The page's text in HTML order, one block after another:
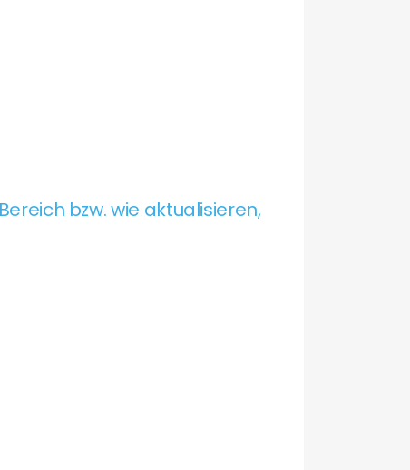
bzw. wie aktualisieren,